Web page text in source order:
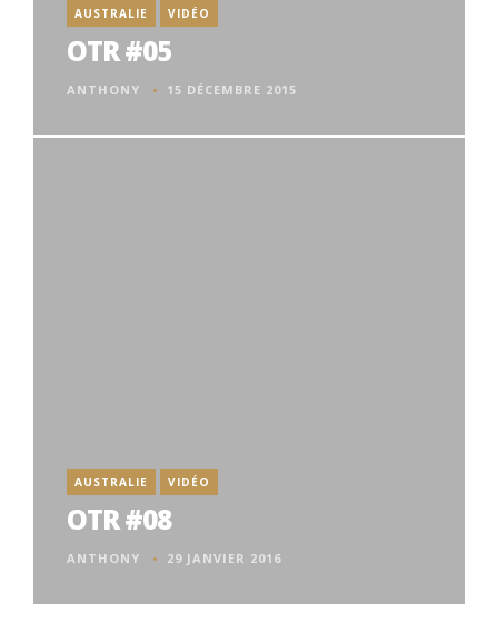
AUSTRALIE VIDÉO
OTR #05
ANTHONY 15 DÉCEMBRE 2015
AUSTRALIE VIDÉO
OTR #08
ANTHONY 29 JANVIER 2016